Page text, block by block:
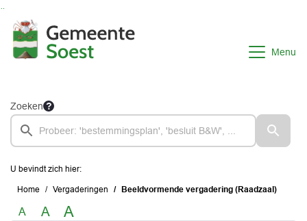
Menu
Zoeken
U bevindt zich hier:
Home Vergaderingen Beeldvormende vergadering (Raadzaal)
A A A